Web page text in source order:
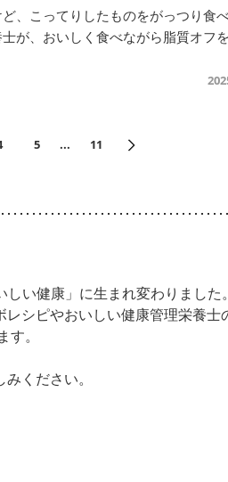
ど、こってりしたものをがっつり食
が、おいしく食べながら脂質オフ
5 ... 11
い健康」に生まれ変わりました
シピやおいしい健康管理栄養士
。
ください。